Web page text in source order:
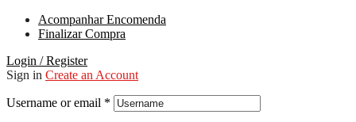
Acompanhar Encomenda
Finalizar Compra
Login / Register
Sign in Create an Account
Username or email *